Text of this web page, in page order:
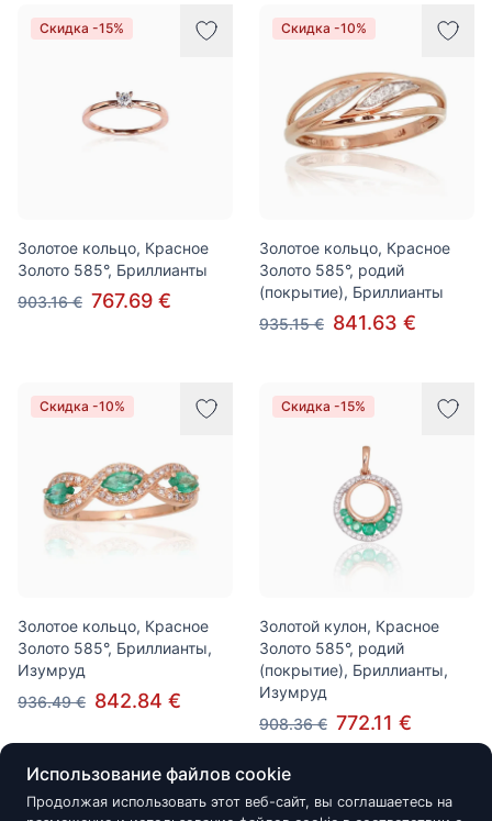
Скидка -15%
Золотое кольцо, Красное
Золото 585°, Бриллианты
903.16 € 767.69 €
Скидка -10%
Золотое кольцо, Красное
Золото 585°, родий
(покрытие), Бриллианты
935.15 € 841.63 €
Скидка -10%
Золотое кольцо, Красное
Золото 585°, Бриллианты,
Изумруд
936.49 € 842.84 €
Скидка -15%
Золотой кулон, Красное
Золото 585°, родий
(покрытие), Бриллианты,
Изумруд
908.36 € 772.11 €
Скидка -15% Скидка -15%
Использование файлов cookie
Продолжая использовать этот веб-сайт, вы соглашаетесь на